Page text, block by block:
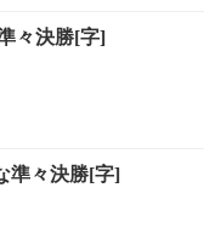
々決勝[字]
準々決勝[字]